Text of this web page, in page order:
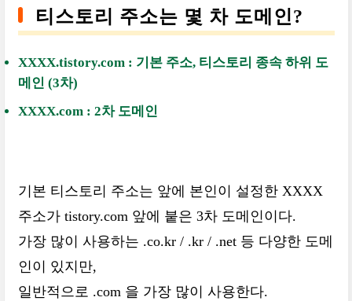
티스토리 주소는 몇 차 도메인?
XXXX.tistory.com : 기본 주소, 티스토리 종속 하위 도
메인 (3차)
XXXX.com : 2차 도메인
기본 티스토리 주소는 앞에 본인이 설정한 XXXX
주소가 tistory.com 앞에 붙은 3차 도메인이다.
가장 많이 사용하는 .co.kr / .kr / .net 등 다양한 도메
인이 있지만,
일반적으로 .com 을 가장 많이 사용한다.